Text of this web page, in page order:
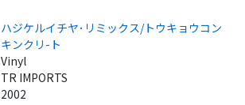
ハジケルイチヤ･リミックス/トウキョウコン
キンクリ-ト
Vinyl
TR IMPORTS
2002